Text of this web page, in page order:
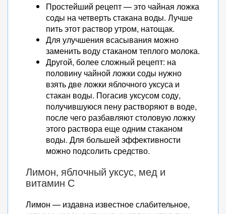
Простейший рецепт — это чайная ложка
соды на четверть стакана воды. Лучше
пить этот раствор утром, натощак.
Для улучшения всасывания можно
заменить воду стаканом теплого молока.
Другой, более сложный рецепт: на
половину чайной ложки соды нужно
взять две ложки яблочного уксуса и
стакан воды. Погасив уксусом соду,
получившуюся пену растворяют в воде,
после чего разбавляют столовую ложку
этого раствора еще одним стаканом
воды. Для большей эффективности
можно подсолить средство.
Лимон, яблочный уксус, мед и
витамин С
Лимон — издавна известное слабительное,